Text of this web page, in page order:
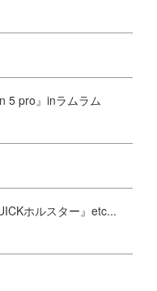
5 pro』inラムラム
ホルスター』etc...